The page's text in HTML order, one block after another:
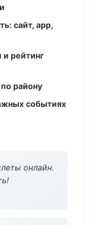
сайт, app,
рейтинг
району
событиях
онлайн.